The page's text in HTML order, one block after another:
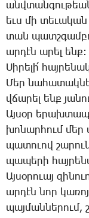
եւս մի
տան
ար­դէն ա­րել ենք:
­Սի­րե­լի՛
­Մեր
վճա­րել ենք
Այ­սօր
խո­նար­հում մեր
պա­տո­ւով
պա­պե­րի
Այ­սօ­րո­ւայ
ար­դէն նոր
պայ­ման­նե­րում,